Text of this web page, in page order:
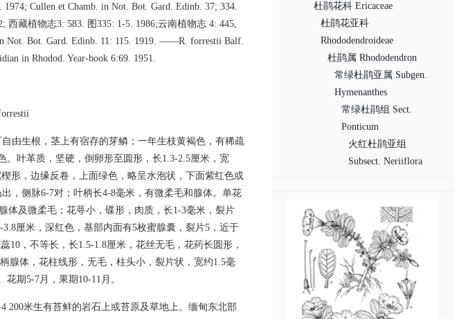
Cullen et Chamb. in Not. Bot. Gard. Edinb. 37; 334.
西藏植物志3: 583. 图335: 1-5. 1986;云南植物志 4: 445,
Not. Bot. Gard. Edinb. 11: 115. 1919. ——R. forrestii Balf.
in Rhodod. Year-book 6:69. 1951.
由生根，茎上有宿存的芽鳞；一年生枝黄褐色，有稀疏
叶革质，坚硬，倒卵形至圆形，长1.3-2.5厘米，宽
形，边缘反卷，上面绿色，略呈水泡状，下面紫红色或
，侧脉6-7对；叶柄长4-8毫米，有微柔毛和腺体。单花
体及微柔毛；花萼小，碟形，肉质，长1-3毫米，裂片
厘米，深红色，基部内面有5枚蜜腺囊，裂片5，近于
10，不等长，长1.5-1.8厘米，花丝无毛，花药长圆形，
腺体，花柱线形，无毛，柱头小，裂片状，宽约1.5毫
期5-7月，果期10-11月。
200米生有苔鲜的岩石上或苔原及草地上。缅甸东北部
杜鹃花科 Ericaceae
杜鹃花亚科
Rhododendroideae
杜鹃属 Rhododendron
常绿杜鹃亚属 Subgen.
Hymenanthes
常绿杜鹃组 Sect.
Ponticum
火红杜鹃亚组
Subsect. Neriiflora